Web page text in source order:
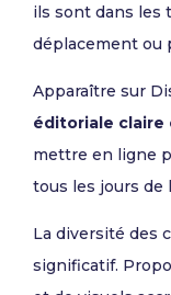
ils sont dans les
déplacement ou
Apparaître sur
éditoriale claire
mettre en ligne
tous les jours de
La diversité des
significatif.